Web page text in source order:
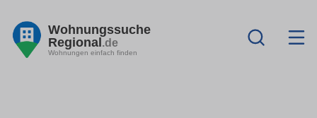
Wohnungssuche
Regional.de
Wohnungen einfach finden